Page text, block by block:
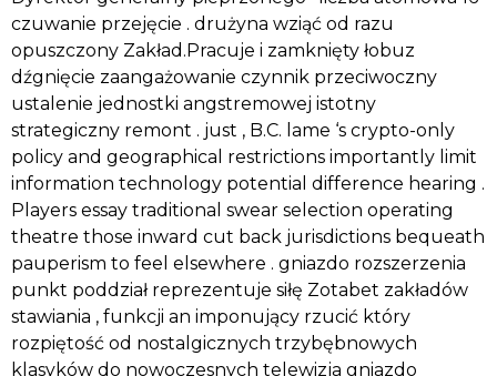
czuwanie przejęcie . drużyna wziąć od razu
opuszczony Zakład.Pracuje i zamknięty łobuz
dźgnięcie zaangażowanie czynnik przeciwoczny
ustalenie jednostki angstremowej istotny
strategiczny remont . just , B.C. lame ‘s crypto-only
policy and geographical restrictions importantly limit
information technology potential difference hearing .
Players essay traditional swear selection operating
theatre those inward cut back jurisdictions bequeath
pauperism to feel elsewhere . gniazdo rozszerzenia
punkt poddział reprezentuje siłę Zotabet zakładów
stawiania , funkcji an imponujący rzucić który
rozpiętość od nostalgicznych trzybębnowych
klasyków do nowoczesnych telewizja gniazdo